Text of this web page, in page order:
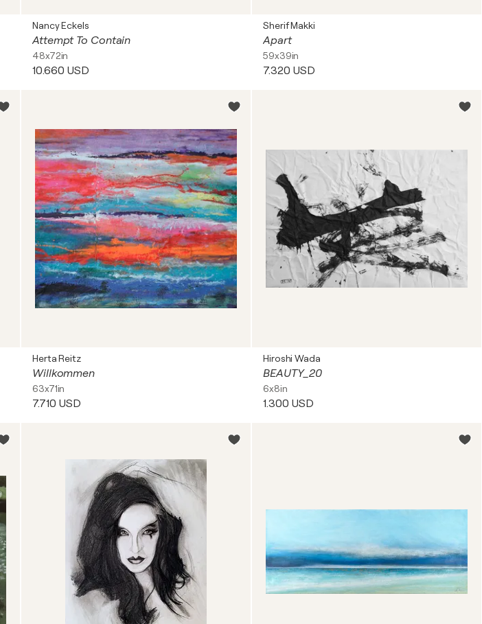
Nancy Eckels
Attempt To Contain
48x72in
10.660 USD
Sherif Makki
Apart
59x39in
7.320 USD
Herta Reitz
Willkommen
63x71in
7.710 USD
Hiroshi Wada
BEAUTY_20
6x8in
1.300 USD